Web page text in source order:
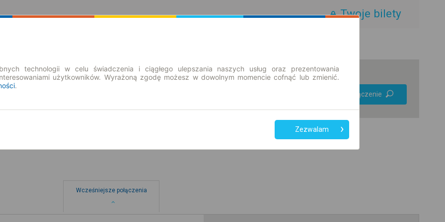
Twoje bilety
Znajdź połączenie
Wcześniejsze połączenia
technologii w celu świadczenia i ciągłego ulepszania naszych usług oraz prezentowania
użytkowników. Wyrażoną zgodę możesz w dowolnym momencie cofnąć lub zmienić.
.
Zezwalam